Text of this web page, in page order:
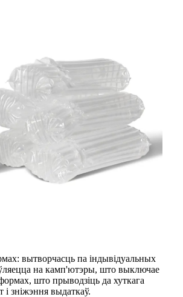
вытворчасць па індывідуальных
на камп'ютэры, што выключае
што прыводзіць да хуткага
і зніжэння выдаткаў.